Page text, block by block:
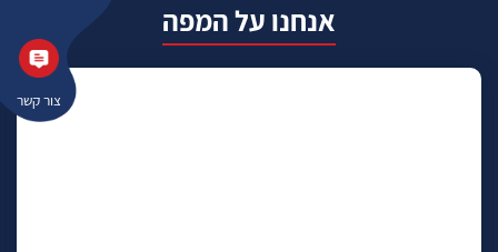
צור קשר
אנחנו על המפה